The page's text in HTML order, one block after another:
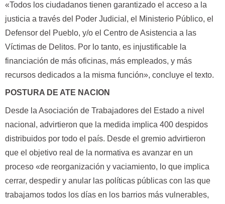
«Todos los ciudadanos tienen garantizado el acceso a la
justicia a través del Poder Judicial, el Ministerio Público, el
Defensor del Pueblo, y/o el Centro de Asistencia a las
Víctimas de Delitos. Por lo tanto, es injustificable la
financiación de más oficinas, más empleados, y más
recursos dedicados a la misma función», concluye el texto.
POSTURA DE ATE NACION
Desde la Asociación de Trabajadores del Estado a nivel
nacional, advirtieron que la medida implica 400 despidos
distribuidos por todo el país. Desde el gremio advirtieron
que el objetivo real de la normativa es avanzar en un
proceso «de reorganización y vaciamiento, lo que implica
cerrar, despedir y anular las políticas públicas con las que
trabajamos todos los días en los barrios más vulnerables,